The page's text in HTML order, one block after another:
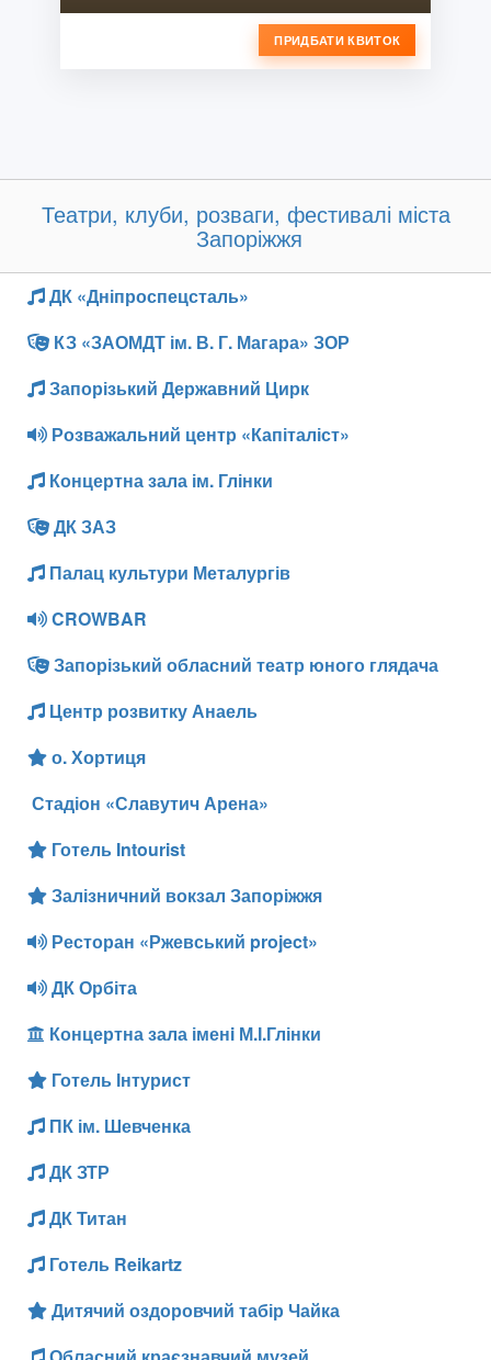
ПРИДБАТИ КВИТОК
Театри, клуби, розваги, фестивалі міста
Запоріжжя
ДК «Дніпроспецсталь»
КЗ «ЗАОМДТ ім. В. Г. Магара» ЗОР
Запорізький Державний Цирк
Розважальний центр «Капіталіст»
Концертна зала ім. Глінки
ДК ЗАЗ
Палац культури Металургів
CROWBAR
Запорізький обласний театр юного глядача
Центр розвитку Анаель
о. Хортиця
Стадіон «Славутич Арена»
Готель Intourist
Залізничний вокзал Запоріжжя
Ресторан «Ржевський project»
ДК Орбіта
Концертна зала іменi М.І.Глінки
Готель Інтурист
ПК ім. Шевченка
ДК ЗТР
ДК Титан
Готель Reikartz
Дитячий оздоровчий табір Чайка